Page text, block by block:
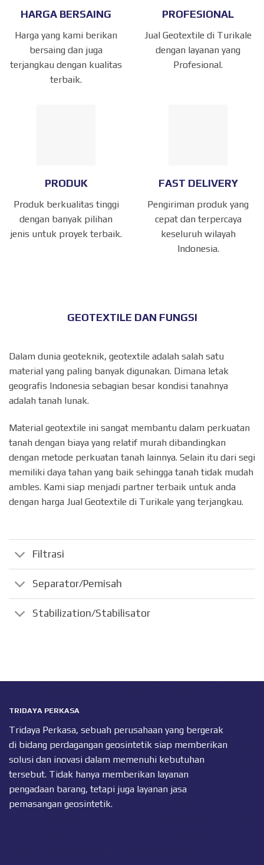
HARGA BERSAING
Harga yang kami berikan
bersaing dan juga
terjangkau dengan kualitas
terbaik.
PROFESIONAL
Jual Geotextile di Turikale
dengan layanan yang
Profesional.
PRODUK
Produk berkualitas tinggi
dengan banyak pilihan
jenis untuk proyek terbaik.
FAST DELIVERY
Pengiriman produk yang
cepat dan terpercaya
keseluruh wilayah
Indonesia.
GEOTEXTILE DAN FUNGSI
Dalam dunia geoteknik, geotextile adalah salah satu
material yang paling banyak digunakan. Dimana letak
geografis Indonesia sebagian besar kondisi tanahnya
adalah tanah lunak.
Material geotextile ini sangat membantu dalam perkuatan
tanah dengan biaya yang relatif murah dibandingkan
dengan metode perkuatan tanah lainnya. Selain itu dari segi
memiliki daya tahan yang baik sehingga tanah tidak mudah
ambles. Kami siap menjadi partner terbaik untuk anda
dengan harga Jual Geotextile di Turikale yang terjangkau.
Filtrasi
Separator/Pemisah
Stabilization/Stabilisator
TRIDAYA PERKASA
Tridaya Perkasa, sebuah perusahaan yang bergerak
di bidang perdagangan geosintetik siap memberikan
solusi dan inovasi dalam memenuhi kebutuhan
tersebut. Tidak hanya memberikan layanan
pengadaan barang, tetapi juga layanan jasa
pemasangan geosintetik.